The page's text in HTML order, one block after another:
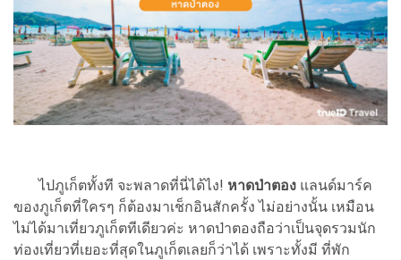
ไปภูเก็ตทั้งที จะพลาดที่นี่ได้ไง! หาดป่าตอง แลนด์มาร์ค
ของภูเก็ตที่ใครๆ ก็ต้องมาเช็กอินสักครั้ง ไม่อย่างนั้น เหมือน
ไม่ได้มาเที่ยวภูเก็ตทีเดียวค่ะ หาดป่าตองถือว่าเป็นจุดรวมนัก
ท่องเที่ยวที่เยอะที่สุดในภูเก็ตเลยก็ว่าได้ เพราะทั้งมี ที่พัก